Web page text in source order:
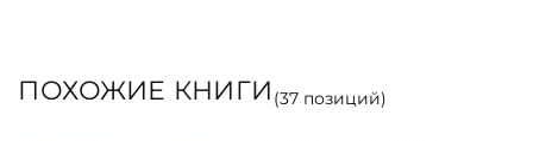
ПОХОЖИЕ КНИГИ (37позиций)